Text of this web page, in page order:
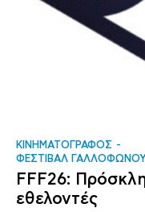
ΚΙΝΗΜΑΤΟΓΡΑΦΟΣ
ΦΕΣΤΙΒΑΛ
FFF26:
εθελοντές